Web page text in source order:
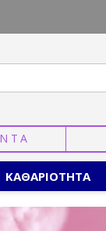
ΚΑΘΑΡΙΟΤΗΤΑ